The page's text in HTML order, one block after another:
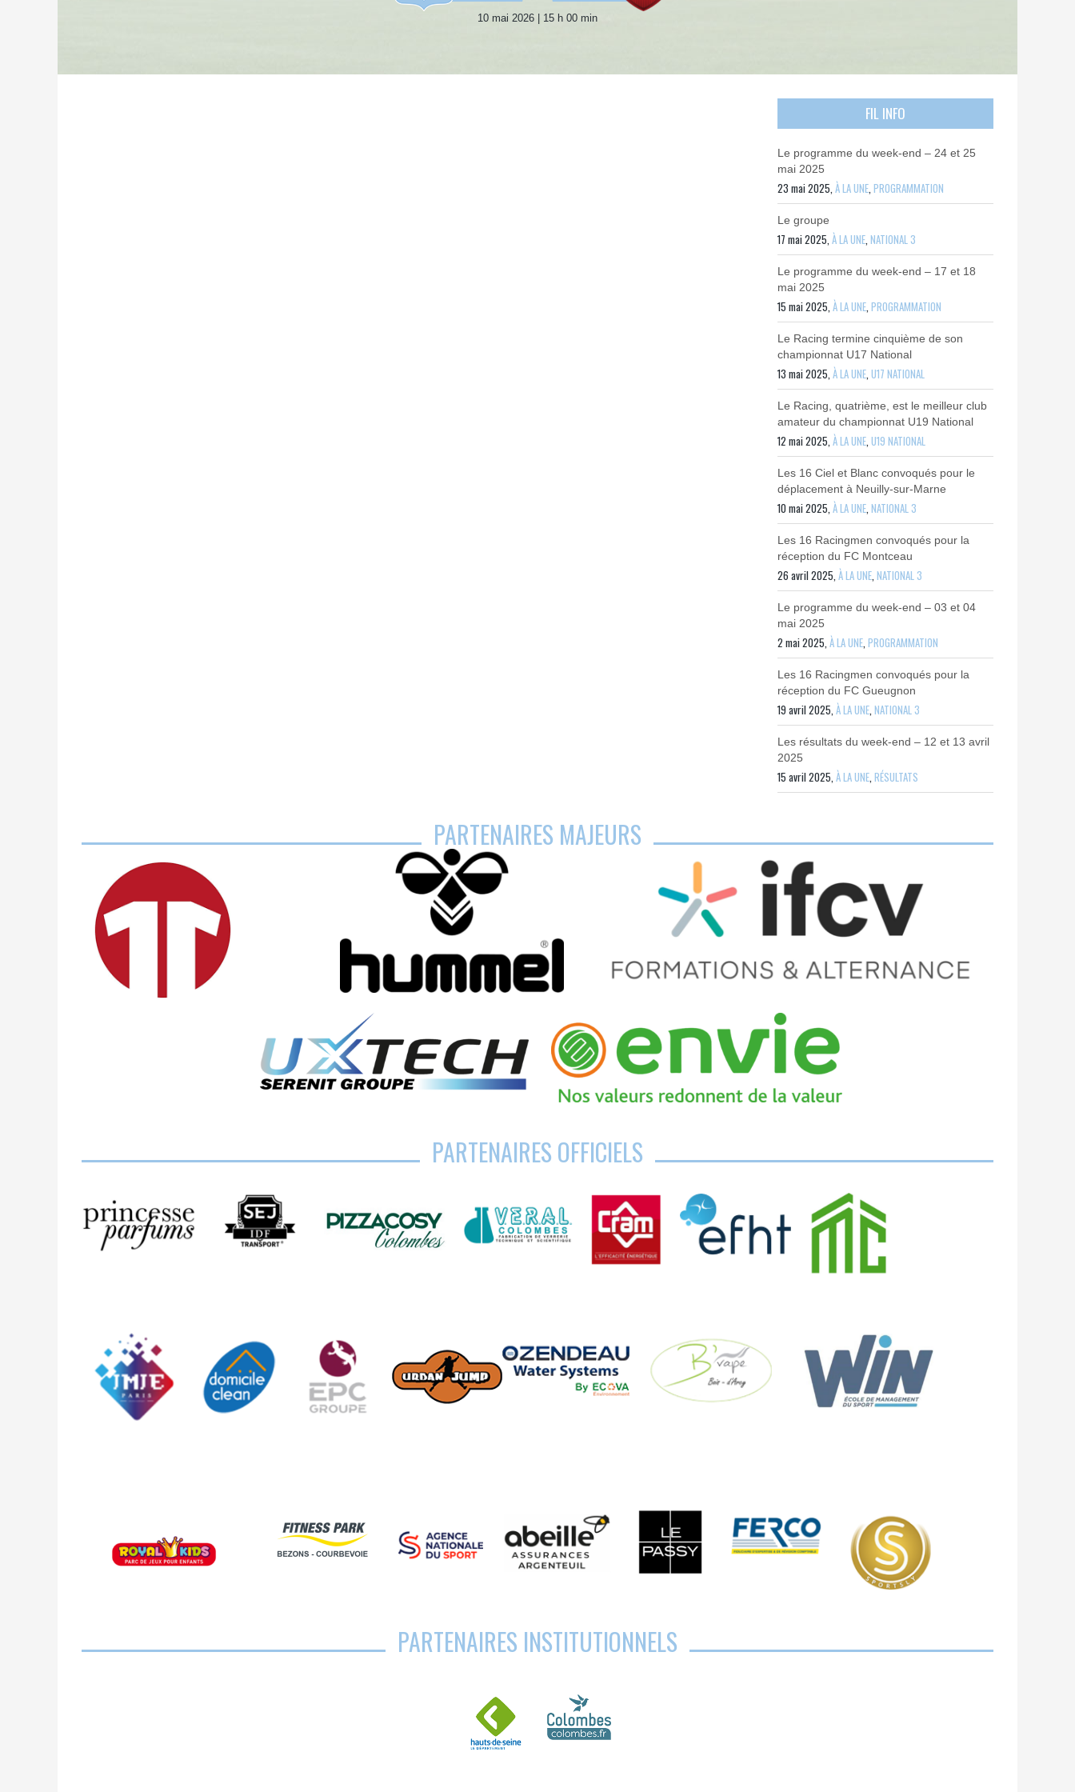
10 mai 2026 | 15 h 00 min
FIL INFO
Le programme du week-end – 24 et 25
mai 2025
23 mai 2025,À LA UNE,PROGRAMMATION
Le groupe
17 mai 2025,À LA UNE,NATIONAL 3
Le programme du week-end – 17 et 18
mai 2025
15 mai 2025,À LA UNE,PROGRAMMATION
Le Racing termine cinquième de son
championnat U17 National
13 mai 2025,À LA UNE,U17 NATIONAL
Le Racing, quatrième, est le meilleur club
amateur du championnat U19 National
12 mai 2025,À LA UNE,U19 NATIONAL
Les 16 Ciel et Blanc convoqués pour le
déplacement à Neuilly-sur-Marne
10 mai 2025,À LA UNE,NATIONAL 3
Les 16 Racingmen convoqués pour la
réception du FC Montceau
26 avril 2025,À LA UNE,NATIONAL 3
Le programme du week-end – 03 et 04
mai 2025
2 mai 2025,À LA UNE,PROGRAMMATION
Les 16 Racingmen convoqués pour la
réception du FC Gueugnon
19 avril 2025,À LA UNE,NATIONAL 3
Les résultats du week-end – 12 et 13 avril
2025
15 avril 2025,À LA UNE,RÉSULTATS
PARTENAIRES MAJEURS
PARTENAIRES OFFICIELS
PARTENAIRES INSTITUTIONNELS